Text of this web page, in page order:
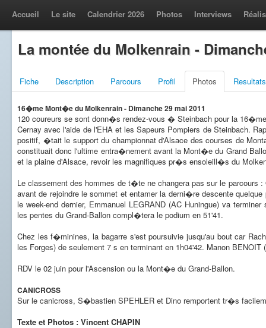
Accueil Le site Calendrier 2026 Photos Interviews
La montée du Molkenrain -
Fiche Description Parcours Profil Photos Resultats
16�me Mont�e du Molkenrain - Dimanche 29 mai 2011
120 coureurs se sont donn�s rendez-vous � Steinbach pour la
Cernay avec l'aide de l'EHA et les Sapeurs Pompiers de Steinbach.
positif, �tait le support du championnat d'Alsace des courses de
constituait donc l'ultime entra�nement avant la Mont�e du Grand
et la plaine d'Alsace, revoir les magnifiques pr�s ensoleill�s du
Le classement des hommes de t�te ne changera pas sur le
avant de rejoindre le sommet et entamer la derni�re descente
le week-end dernier, Emmanuel LEGRAND (AC Huningue) va
les pentes du Grand-Ballon compl�tera le podium en 51'41.
Chez les f�minines, la bagarre s'est poursuivie jusqu'au bout car
les Forges) de seulement 7 s en terminant en 1h04'42. Manon
RDV le 02 juin pour l'Ascension ou la Mont�e du Grand-Ballon.
CANICROSS
Sur le canicross, S�bastien SPEHLER et Dino remportent tr�s
Texte et Photos : Vincent CHAPIN